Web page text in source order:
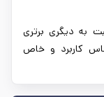
به دیگری برتری
کاربرد و خاص